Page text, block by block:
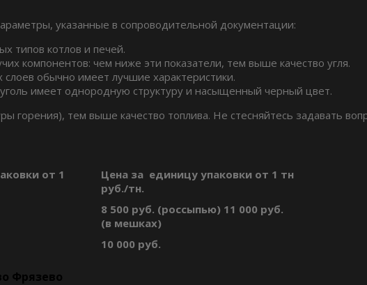
указанные в сопроводительной документации:
типов котлов и печей.
компонентов: чем ниже эти показатели, тем выше качество угля.
слоев обычно имеет лучшие характеристики.
имеет однородную структуру и насыщенный черный цвет.
горения), тем выше качество топлива. Не стесняйтесь задавать
от 1
Цена за единицу упаковки от 1 тн
руб./тн.
8 500 руб. (россыпью) 11 000 руб.
(в мешках)
10 000 руб.
Фрязево